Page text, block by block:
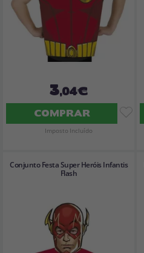
3,04€
COMPRAR
Imposto Incluído
Conjunto Festa Super Heróis Infantis
Flash